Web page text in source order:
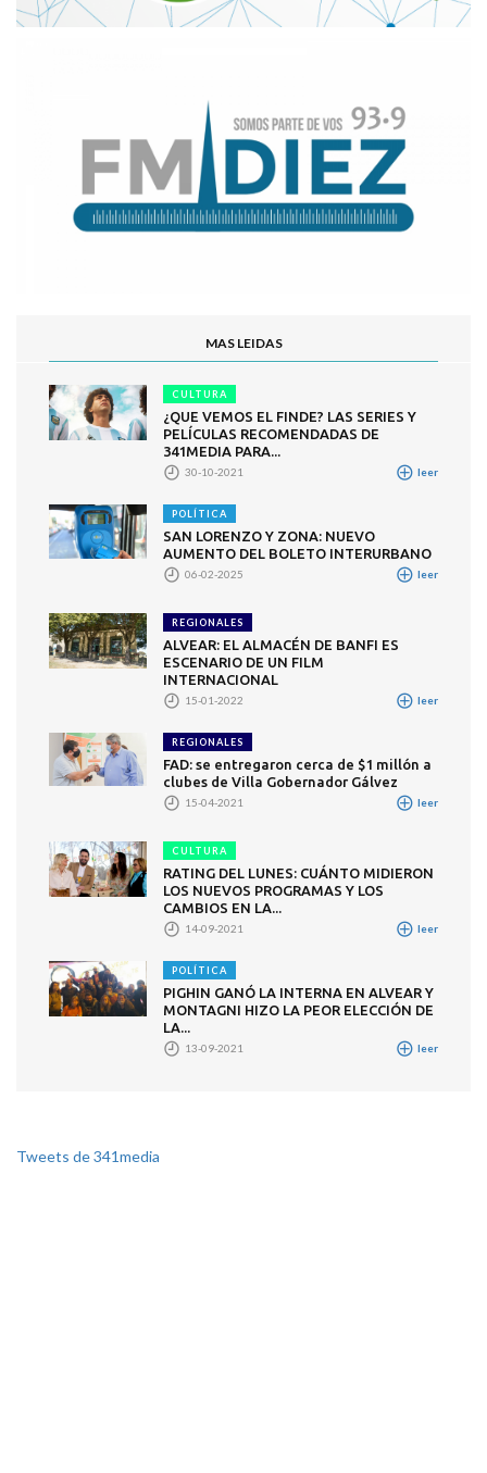
MAS LEIDAS
CULTURA
¿QUE VEMOS EL FINDE? LAS SERIES Y
PELÍCULAS RECOMENDADAS DE
341MEDIA PARA...
30-10-2021 leer
POLÍTICA
SAN LORENZO Y ZONA: NUEVO
AUMENTO DEL BOLETO INTERURBANO
06-02-2025 leer
REGIONALES
ALVEAR: EL ALMACÉN DE BANFI ES
ESCENARIO DE UN FILM
INTERNACIONAL
15-01-2022 leer
REGIONALES
FAD: se entregaron cerca de $1 millón a
clubes de Villa Gobernador Gálvez
15-04-2021 leer
CULTURA
RATING DEL LUNES: CUÁNTO MIDIERON
LOS NUEVOS PROGRAMAS Y LOS
CAMBIOS EN LA...
14-09-2021 leer
POLÍTICA
PIGHIN GANÓ LA INTERNA EN ALVEAR Y
MONTAGNI HIZO LA PEOR ELECCIÓN DE
LA...
13-09-2021 leer
Tweets de 341media